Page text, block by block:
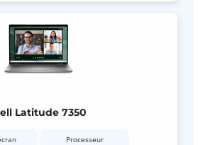
Latitude 7350
Processeur